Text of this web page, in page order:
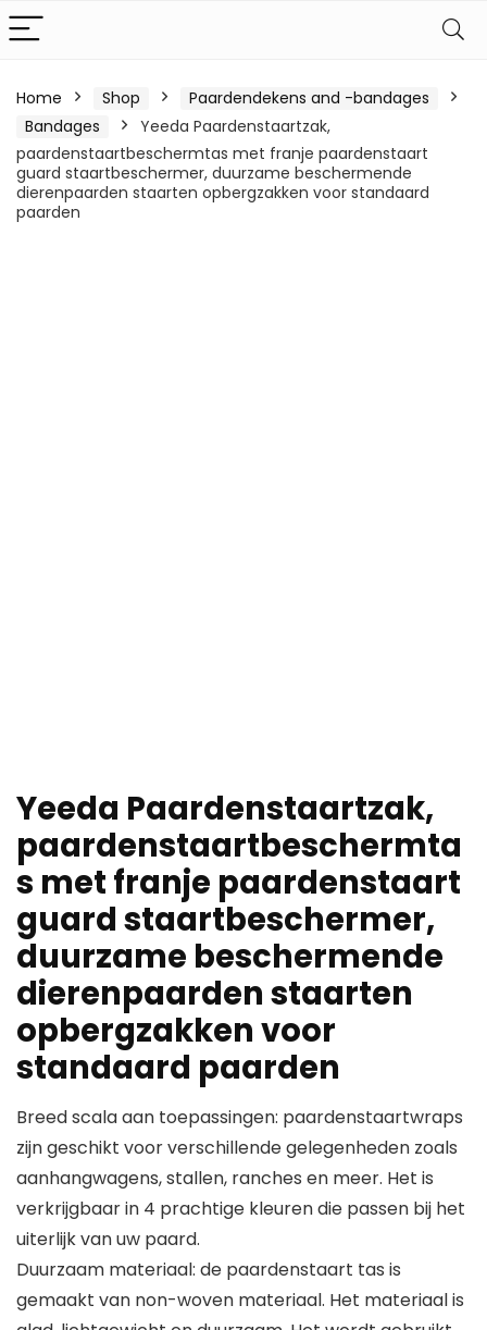
Home Shop
Paardendekens and -bandages
Bandages
Yeeda Paardenstaartzak,
paardenstaartbeschermtas met franje paardenstaart
guard staartbeschermer, duurzame beschermende
dierenpaarden staarten opbergzakken voor standaard
paarden
Yeeda Paardenstaartzak,
paardenstaartbeschermta
s met franje paardenstaart
guard staartbeschermer,
duurzame beschermende
dierenpaarden staarten
opbergzakken voor
standaard paarden
Breed scala aan toepassingen: paardenstaartwraps
zijn geschikt voor verschillende gelegenheden zoals
aanhangwagens, stallen, ranches en meer. Het is
verkrijgbaar in 4 prachtige kleuren die passen bij het
uiterlijk van uw paard.
Duurzaam materiaal: de paardenstaart tas is
gemaakt van non-woven materiaal. Het materiaal is